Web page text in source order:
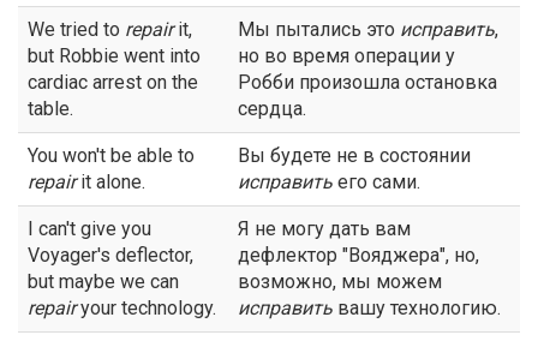
We tried to repairit,
but Robbie went into
cardiac arrest on the
table.
Мы пытались это исправить,
но во время операции у
Робби произошла остановка
сердца.
You won't be able to
repairit alone.
Вы будете не в состоянии
исправить его сами.
I can't give you
Voyager's deflector,
but maybe we can
repairyour technology.
Я не могу дать вам
дефлектор "Вояджера", но,
возможно, мы можем
исправить вашу технологию.